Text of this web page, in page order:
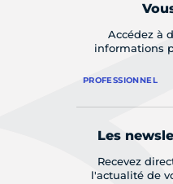
Accédez à
informations
PROFESSIONNEL
Les
Recevez
l'actualité de